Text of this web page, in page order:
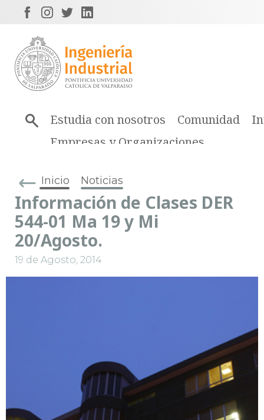
Estudia con nosotros Comunidad
Empresas y Organizaciones
Inicio Noticias
Información de Clases DER
544-01 Ma 19 y Mi
20/Agosto.
19 de Agosto, 2014